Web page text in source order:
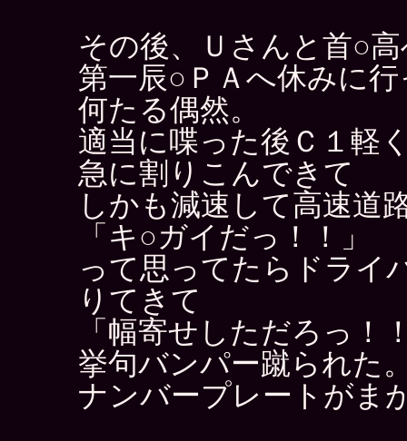
その後、Ｕさんと首○
第一辰○ＰＡへ休みに
何たる偶然。
適当に喋った後Ｃ１軽
急に割りこんできて
しかも減速して高速道
「キ○ガイだっ！！」
って思ってたらドライ
りてきて
「幅寄せしただろっ！
挙句バンパー蹴られた
ナンバープレートがま